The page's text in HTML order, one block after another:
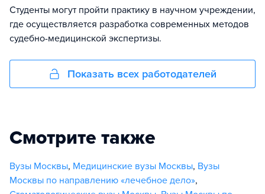
Студенты могут пройти практику в научном учреждении,
где осуществляется разработка современных методов
судебно-медицинской экспертизы.
Показать всех работодателей
Смотрите также
Вузы Москвы, Медицинские вузы Москвы, Вузы
Москвы по направлению «лечебное дело»,